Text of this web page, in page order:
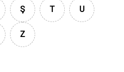
Ş T U
Z